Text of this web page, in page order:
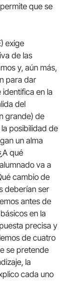
que se
exige
de las
y, aún más,
para dar
identifica en la
del
grande) de
posibilidad de
un alma
qué
va a
cambio de
deberían ser
antes de
en la
precisa y
de cuatro
se pretende
la
cada uno